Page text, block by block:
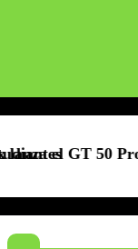
Pro 5G